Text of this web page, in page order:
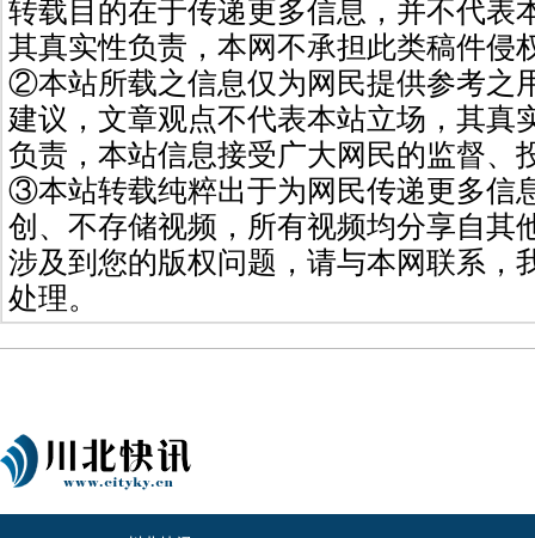
转载目的在于传递更多信息，并不代表
其真实性负责，本网不承担此类稿件侵
②本站所载之信息仅为网民提供参考之
建议，文章观点不代表本站立场，其真
负责，本站信息接受广大网民的监督、
③本站转载纯粹出于为网民传递更多信
创、不存储视频，所有视频均分享自其
涉及到您的版权问题，请与本网联系，
处理。